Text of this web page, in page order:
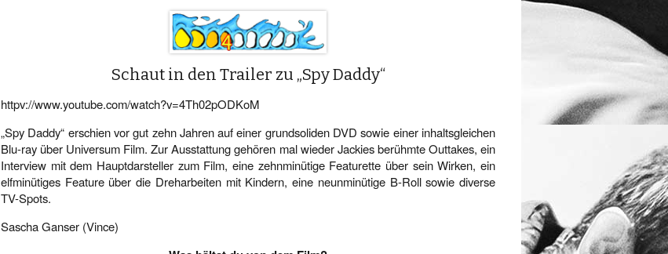
Schaut in den Trailer zu „Spy Daddy“
httpv://www.youtube.com/watch?v=4Th02pODKoM
„Spy Daddy“ erschien vor gut zehn Jahren auf einer grundsoliden DVD sowie einer inhaltsgleichen
Blu-ray über Universum Film. Zur Ausstattung gehören mal wieder Jackies berühmte Outtakes, ein
Interview mit dem Hauptdarsteller zum Film, eine zehnminütige Featurette über sein Wirken, ein
elfminütiges Feature über die Dreharbeiten mit Kindern, eine neunminütige B-Roll sowie diverse
TV-Spots.
Sascha Ganser (Vince)